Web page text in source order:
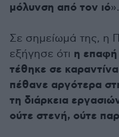
μόλυνση από τον ιό».
Σε σημείωμά της, η
εξήγησε ότι η επαφή
τέθηκε σε
πέθανε αργότερα
τη διάρκεια
ούτε στενή, ούτε